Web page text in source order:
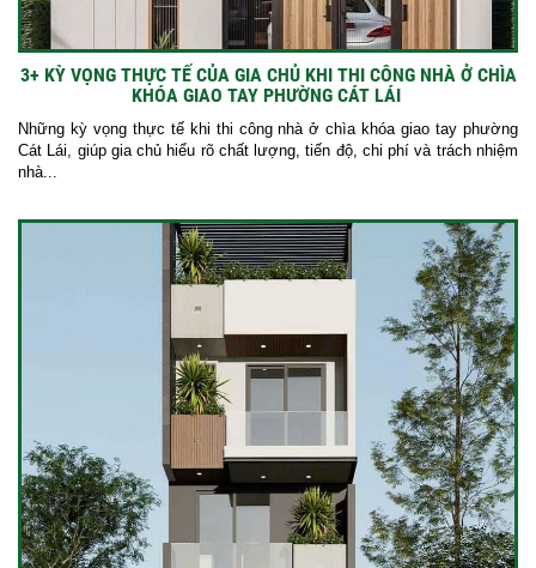
3+ KỲ VỌNG THỰC TẾ CỦA GIA CHỦ KHI THI CÔNG NHÀ Ở CHÌA
KHÓA GIAO TAY PHƯỜNG CÁT LÁI
Những kỳ vọng thực tế khi thi công nhà ở chìa khóa giao tay phường
Cát Lái, giúp gia chủ hiểu rõ chất lượng, tiến độ, chi phí và trách nhiệm
nhà...